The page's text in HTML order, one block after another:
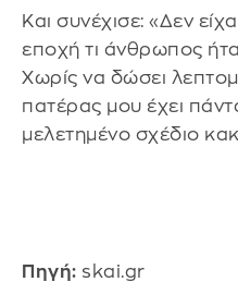
Και συνέχισε: «Δεν
εποχή τι άνθρωπος
Χωρίς να δώσει
πατέρας μου έχει
μελετημένο σχέδιο
Πηγή: skai.gr